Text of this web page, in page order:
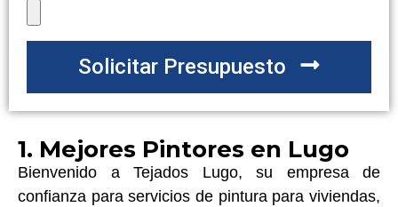
1. Mejores Pintores en Lugo
Bienvenido a Tejados Lugo, su empresa de
confianza para servicios de pintura para viviendas,
Solicitar Presupuesto